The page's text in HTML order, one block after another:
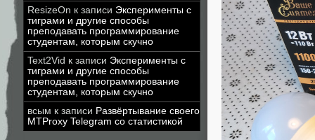
ResizeOn к записи Эксперименты с
тиграми и другие способы
преподавать программирование
студентам, которым скучно
Text2Vid к записи Эксперименты с
тиграми и другие способы
преподавать программирование
студентам, которым скучно
всым к записи Развёртывание своего
MTProxy Telegram со статистикой